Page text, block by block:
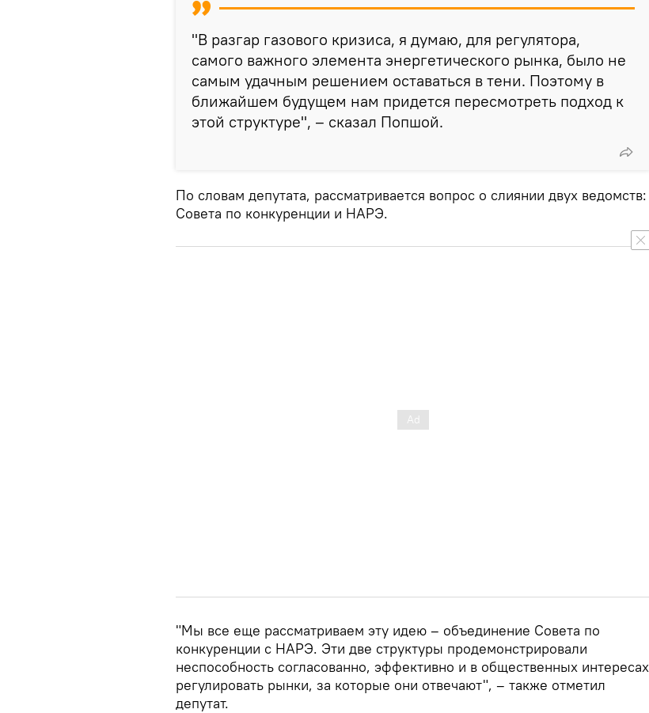
"В разгар газового кризиса, я думаю, для регулятора,
самого важного элемента энергетического рынка, было не
самым удачным решением оставаться в тени. Поэтому в
ближайшем будущем нам придется пересмотреть подход к
этой структуре", – сказал Попшой.
По словам депутата, рассматривается вопрос о слиянии двух ведомств:
Совета по конкуренции и НАРЭ.
"Мы все еще рассматриваем эту идею – объединение Совета по
конкуренции с НАРЭ. Эти две структуры продемонстрировали
неспособность согласованно, эффективно и в общественных интересах
регулировать рынки, за которые они отвечают", – также отметил
депутат.